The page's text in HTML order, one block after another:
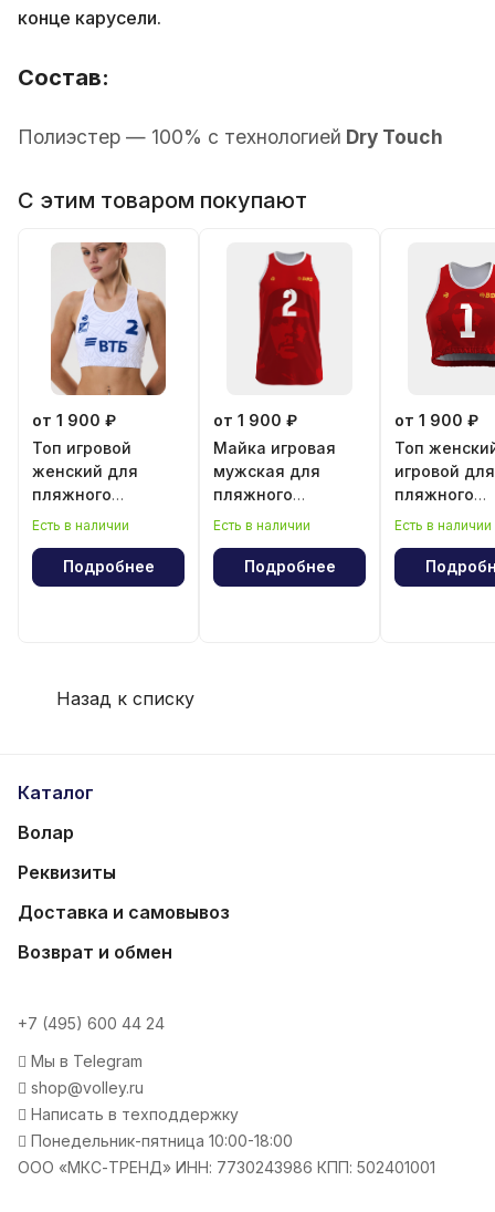
конце карусели.
Состав:
Полиэстер — 100% с технологией Dry Touch
С этим товаром покупают
от 1 900 ₽
Топ игровой
женский для
пляжного
волейбола
Есть в наличии
Подробнее
от 1 900 ₽
Майка игровая
мужская для
пляжного
волейбола
Гевара"
Есть в наличии
Подробнее
от 1 900 ₽
Топ
игровой для
пляжного
волейбола
Гевара"
Есть в наличии
Назад к списку
Каталог
Волар
Реквизиты
Доставка и самовывоз
Возврат и обмен
+7 (495) 600 44 24
Мы в Telegram
shop@volley.ru
Написать в техподдержку
Понедельник-пятница 10:00-18:00
ООО «МКС-ТРЕНД» ИНН: 7730243986 КПП: 502401001